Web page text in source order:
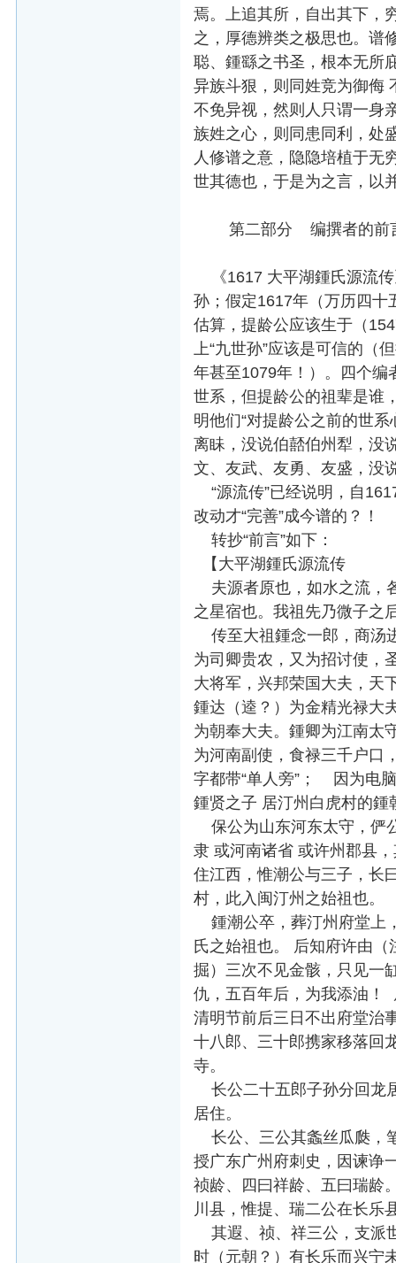
焉。上追其所，自出其下，
之，厚德辨类之极思也。
聪、鍾繇之书圣，根本无所
异族斗狠，则同姓竞为御侮
不免异视，然则人只谓一身
族姓之心，则同患同利，处
人修谱之意，隐隐培植于无
世其德也，于是为之言，以
第二部分 编撰者的前
《1617 大平湖鍾氏源流传
孙；假定1617年（万历四十
估算，提龄公应该生于（
上“九世孙”应该是可信的（
年甚至1079年！）。四个编
世系，但提龄公的祖辈是谁
明他们“对提龄公之前的世
离眛，没说伯嚭伯州犁，没
文、友武、友勇、友盛，没
“源流传”已经说明，自
改动才“完善”成今谱的？！
转抄“前言”如下：
【大平湖鍾氏源流传
夫源者原也，如水之流，
之星宿也。我祖先乃微子之
传至大祖鍾念一郎，商汤
为司卿贵农，又为招讨使，
大将军，兴邦荣国大夫，天
鍾达（逵？）为金精光禄大
为朝奉大夫。鍾卿为江南太
为河南副使，食禄三千户口
字都带“单人旁”； 因为电
鍾贤之子 居汀州白虎村的鍾
保公为山东河东太守，俨
隶 或河南诸省 或许州郡县
住江西，惟潮公与三子，长
村，此入闽汀州之始祖也。
鍾潮公卒，葬汀州府堂上
氏之始祖也。 后知府许由（
掘）三次不见金骸，只见一
仇，五百年后，为我添油！
清明节前后三日不出府堂治
十八郎、三十郎携家移落回
寺。
长公二十五郎子孙分回龙
居住。
长公、三公其螽丝瓜瓞，
授广东广州府刺史，因谏诤
祯龄、四曰祥龄、五曰瑞龄
川县，惟提、瑞二公在长乐
其遐、祯、祥三公，支派
时（元朝？）有长乐而兴宁